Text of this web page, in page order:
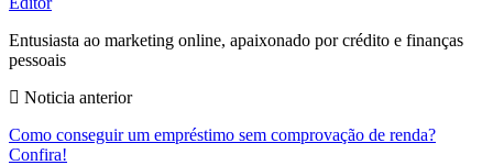
Entusiasta ao marketing online, apaixonado por crédito e finanças
pessoais
Noticia anterior
Como conseguir um empréstimo sem comprovação de renda?
Confira!